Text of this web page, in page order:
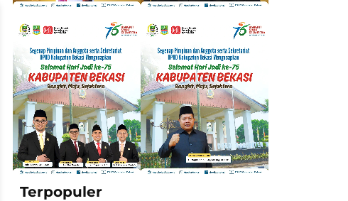
Terpopuler